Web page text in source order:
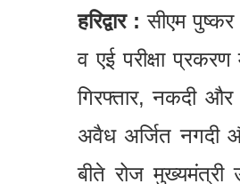
हरिद्वार : सीएम
व एई परीक्षा
गिरफ्तार, नकदी
अवैध अर्जित नगदी
बीते रोज